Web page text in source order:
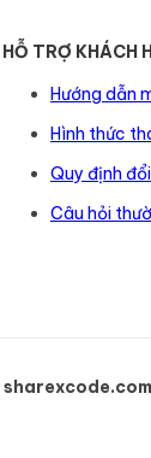
HỖ TRỢ KHÁCH
Hướng dẫn
Hình thức
Quy định
Câu hỏi
sharexcode.com